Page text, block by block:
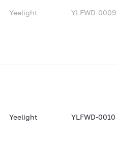
Yeelight YLFWD-0009
Yeelight YLFWD-0010